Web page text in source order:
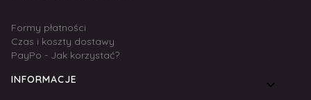
Formy płatności
Czas i koszty dostawy
PayPo - Jak korzystać?
INFORMACJE